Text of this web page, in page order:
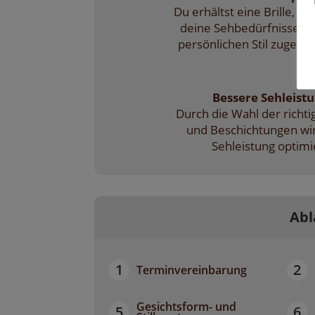
Du erhältst eine Brille,
deine Sehbedürfnisse
persönlichen Stil
Bessere
Durch die Wahl der
und Beschichtungen
Sehleistung
1 Terminvereinbarung 2
Gesichtsform- und